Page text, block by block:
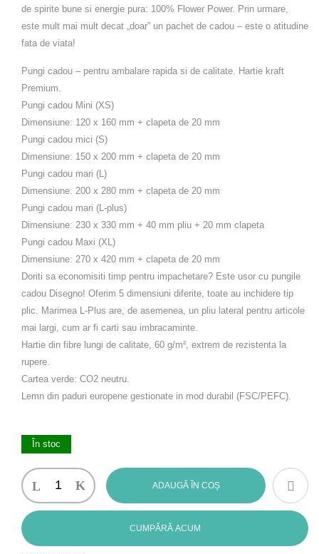
de spirite bune si energie pura: 100% Flower Power. Prin urmare,
este mult mai mult decat „doar” un pachet de cadou – este o atitudine
fata de viata!
Pungi cadou – pentru ambalare rapida si de calitate. Hartie kraft
Premium.
Pungi cadou Mini (XS)
Dimensiune: 120 x 160 mm + clapeta de 20 mm
Pungi cadou mici (S)
Dimensiune: 150 x 200 mm + clapeta de 20 mm
Pungi cadou mari (L)
Dimensiune: 200 x 280 mm + clapeta de 20 mm
Pungi cadou mari (L-plus)
Dimensiune: 230 x 330 mm + 40 mm pliu + 20 mm clapeta
Pungi cadou Maxi (XL)
Dimensiune: 270 x 420 mm + clapeta de 20 mm
Doriti sa economisiti timp pentru impachetare? Este usor cu pungile
cadou Disegno! Oferim 5 dimensiuni diferite, toate au inchidere tip
plic. Marimea L-Plus are, de asemenea, un pliu lateral pentru articole
mai largi, cum ar fi carti sau imbracaminte.
Hartie din fibre lungi de calitate, 60 g/m², extrem de rezistenta la
rupere.
Cartea verde: CO2 neutru.
Lemn din paduri europene gestionate in mod durabil (FSC/PEFC).
În stoc
Cantitate
Punga
cadou
hartie
ADAUGĂ ÎN COȘ
CUMPĂRĂ ACUM